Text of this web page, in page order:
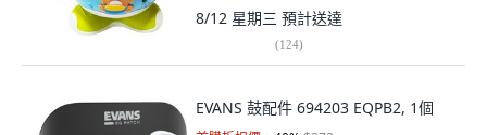
8/12 星期三 預計送達
(124)
EVANS 鼓配件 694203 EQPB2, 1個